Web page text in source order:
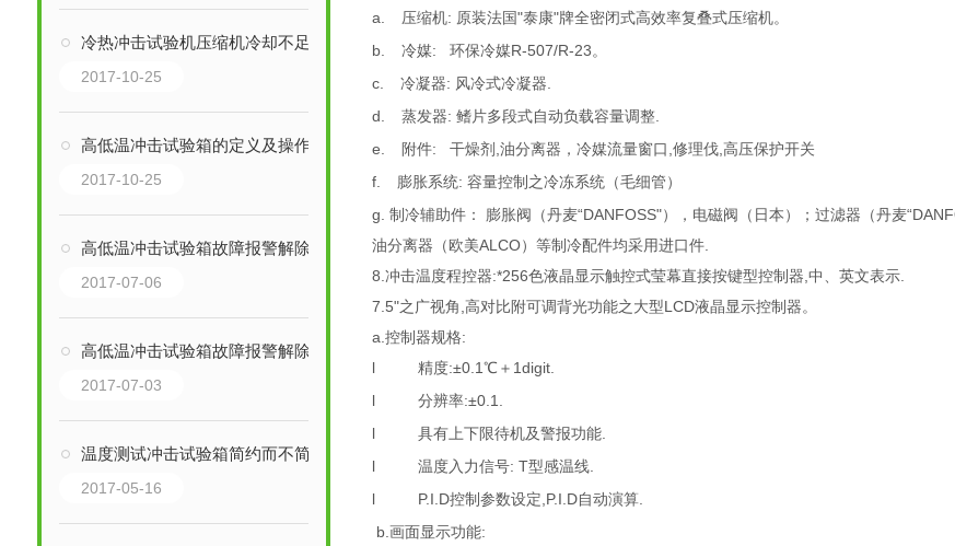
冷热冲击试验机压缩机冷却不足所造成的影响：找上海巨怡环试
2017-10-25
高低温冲击试验箱的定义及操作条例：上海巨怡环试
2017-10-25
高低温冲击试验箱故障报警解除方法：巨怡环测
2017-07-06
高低温冲击试验箱故障报警解除方法：
2017-07-03
温度测试冲击试验箱简约而不简单：
2017-05-16
a.
压缩机: 原装法国"泰康"牌全密闭式高效率复叠式压缩机。
b.
冷媒: 环保冷媒R-507/R-23。
c.
冷凝器: 风冷式冷凝器.
d.
蒸发器: 鳍片多段式自动负载容量调整.
e.
附件: 干燥剂,油分离器，冷媒流量窗口,修理伐,高压保护开关
f.
膨胀系统: 容量控制之冷冻系统（毛细管）
g. 制冷辅助件： 膨胀阀（丹麦“DANFOSS"），电磁阀（日本）；过滤器（丹麦
油分离器（欧美ALCO）等制冷配件均采用进口件.
8.冲击温度程控器:*256色液晶显示触控式莹幕直接按键型控制器,中、英文表示.
7.5"之广视角,高对比附可调背光功能之大型LCD液晶显示控制器。
a.控制器规格:
l
精度:±0.1℃＋1digit.
l
分辨率:±0.1.
l
具有上下限待机及警报功能.
l
温度入力信号: T型感温线.
l
P.I.D控制参数设定,P.I.D自动演算.
b.画面显示功能: